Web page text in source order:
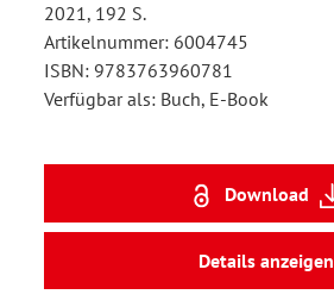
2021, 192 S.
Artikelnummer: 6004745
ISBN: 9783763960781
Verfügbar als: Buch, E-Book
Download
Details anzeigen